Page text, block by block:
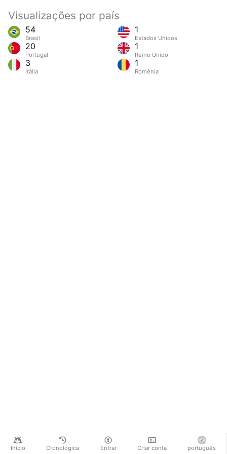
Início Cronológica Entrar Criar conta português
Visualizações por país
54
Brasil
20
Portugal
3
Itália
1
Estados Unidos
1
Reino Unido
1
Romênia